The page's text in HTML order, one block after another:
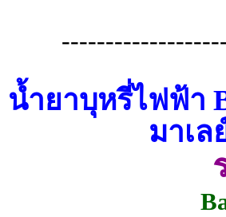
น้ำยาบุหรี่ไฟฟ้า
มาเล